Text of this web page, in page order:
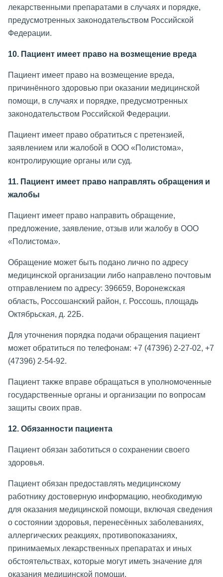
лекарственными препаратами в случаях и порядке,
предусмотренных законодательством Российской
Федерации.
10. Пациент имеет право на возмещение вреда
Пациент имеет право на возмещение вреда,
причинённого здоровью при оказании медицинской
помощи, в случаях и порядке, предусмотренных
законодательством Российской Федерации.
Пациент имеет право обратиться с претензией,
заявлением или жалобой в ООО «Полистома»,
контролирующие органы или суд.
11. Пациент имеет право направлять обращения и
жалобы
Пациент имеет право направить обращение,
предложение, заявление, отзыв или жалобу в ООО
«Полистома».
Обращение может быть подано лично по адресу
медицинской организации либо направлено почтовым
отправлением по адресу: 396659, Воронежская
область, Россошанский район, г. Россошь, площадь
Октябрьская, д. 22Б.
Для уточнения порядка подачи обращения пациент
может обратиться по телефонам: +7 (47396) 2-27-02, +7
(47396) 2-54-92.
Пациент также вправе обращаться в уполномоченные
государственные органы и организации по вопросам
защиты своих прав.
12. Обязанности пациента
Пациент обязан заботиться о сохранении своего
здоровья.
Пациент обязан предоставлять медицинскому
работнику достоверную информацию, необходимую
для оказания медицинской помощи, включая сведения
о состоянии здоровья, перенесённых заболеваниях,
аллергических реакциях, противопоказаниях,
принимаемых лекарственных препаратах и иных
обстоятельствах, которые могут иметь значение для
оказания медицинской помощи.